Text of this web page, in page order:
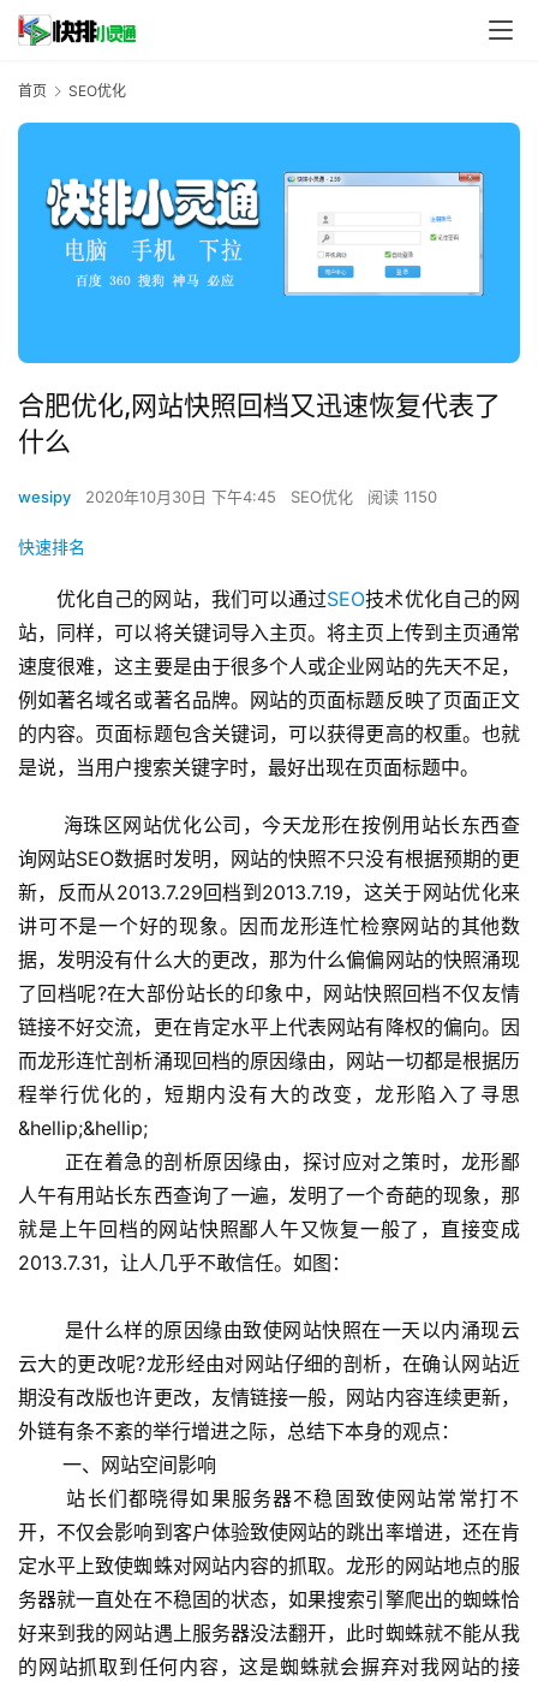
首页 SEO优化
合肥优化,网站快照回档又迅速恢复代表了
什么
wesipy 2020年10月30日 下午4:45 SEO优化 阅读 1150
快速排名
优化自己的网站，我们可以通过SEO技术优化自己的网
站，同样，可以将关键词导入主页。将主页上传到主页通常
速度很难，这主要是由于很多个人或企业网站的先天不足，
例如著名域名或著名品牌。网站的页面标题反映了页面正文
的内容。页面标题包含关键词，可以获得更高的权重。也就
是说，当用户搜索关键字时，最好出现在页面标题中。
海珠区网站优化公司，今天龙形在按例用站长东西查
询网站SEO数据时发明，网站的快照不只没有根据预期的更
新，反而从2013.7.29回档到2013.7.19，这关于网站优化来
讲可不是一个好的现象。因而龙形连忙检察网站的其他数
据，发明没有什么大的更改，那为什么偏偏网站的快照涌现
了回档呢?在大部份站长的印象中，网站快照回档不仅友情
链接不好交流，更在肯定水平上代表网站有降权的偏向。因
而龙形连忙剖析涌现回档的原因缘由，网站一切都是根据历
程举行优化的，短期内没有大的改变，龙形陷入了寻思
&hellip;&hellip;
人午有用站长东西查询了一遍，发明了一个奇葩的现象，那
就是上午回档的网站快照鄙人午又恢复一般了，直接变成
2013.7.31，让人几乎不敢信任。如图：
云大的更改呢?龙形经由对网站仔细的剖析，在确认网站近
期没有改版也许更改，友情链接一般，网站内容连续更新，
外链有条不紊的举行增进之际，总结下本身的观点：
一、网站空间影响
开，不仅会影响到客户体验致使网站的跳出率增进，还在肯
定水平上致使蜘蛛对网站内容的抓取。龙形的网站地点的服
务器就一直处在不稳固的状态，如果搜索引擎爬出的蜘蛛恰
好来到我的网站遇上服务器没法翻开，此时蜘蛛就不能从我
的网站抓取到任何内容，这是蜘蛛就会摒弃对我网站的接